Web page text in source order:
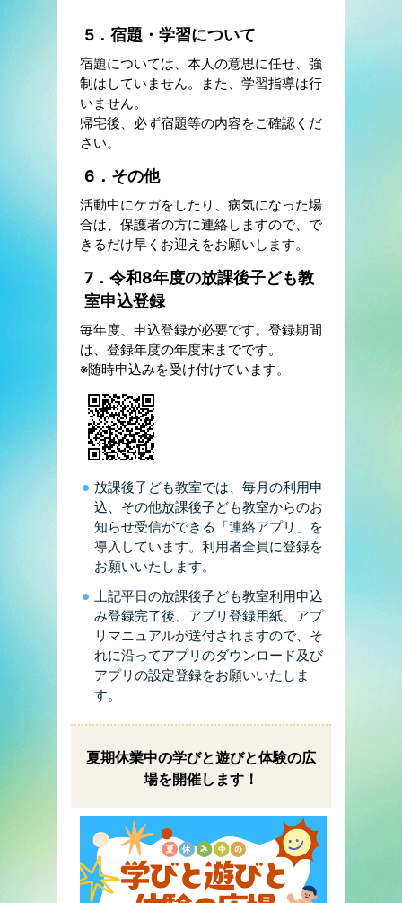
5．宿題・学習について
宿題については、本人の意思に任せ、強
制はしていません。また、学習指導は行
いません。
帰宅後、必ず宿題等の内容をご確認くだ
さい。
6．その他
活動中にケガをしたり、病気になった場
合は、保護者の方に連絡しますので、で
きるだけ早くお迎えをお願いします。
7．令和8年度の放課後子ども教
室申込登録
毎年度、申込登録が必要です。登録期間
は、登録年度の年度末までです。
※随時申込みを受け付けています。
放課後子ども教室では、毎月の利用申
込、その他放課後子ども教室からのお
知らせ受信ができる「連絡アプリ」を
導入しています。利用者全員に登録を
お願いいたします。
上記平日の放課後子ども教室利用申込
み登録完了後、アプリ登録用紙、アプ
リマニュアルが送付されますので、そ
れに沿ってアプリのダウンロード及び
アプリの設定登録をお願いいたしま
す。
夏期休業中の学びと遊びと体験の広
場を開催します！